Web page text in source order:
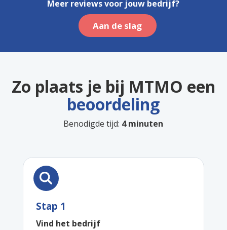
Meer reviews voor jouw bedrijf?
Aan de slag
Zo plaats je bij MTMO een
beoordeling
Benodigde tijd: 4 minuten
Stap 1
Vind het bedrijf